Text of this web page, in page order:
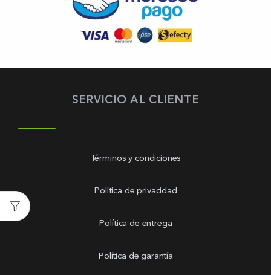
SERVICIO AL CLIENTE
Términos y condiciones
Política de privacidad
Política de entrega
Política de garantía